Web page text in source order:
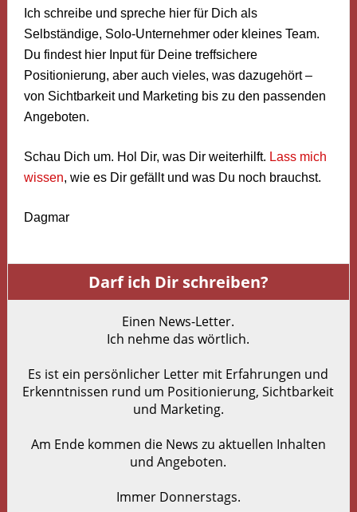
Ich schreibe und spreche hier für Dich als
Selbständige, Solo-Unternehmer oder kleines Team.
Du findest hier Input für Deine treffsichere
Positionierung, aber auch vieles, was dazugehört –
von Sichtbarkeit und Marketing bis zu den passenden
Angeboten.
Schau Dich um. Hol Dir, was Dir weiterhilft. Lass mich
wissen, wie es Dir gefällt und was Du noch brauchst.
Dagmar
Darf ich Dir schreiben?
Einen News-Letter.
Ich nehme das wörtlich.
Es ist ein persönlicher Letter mit Erfahrungen und
Erkenntnissen rund um Positionierung, Sichtbarkeit
und Marketing.
Am Ende kommen die News zu aktuellen Inhalten
und Angeboten.
Immer Donnerstags.